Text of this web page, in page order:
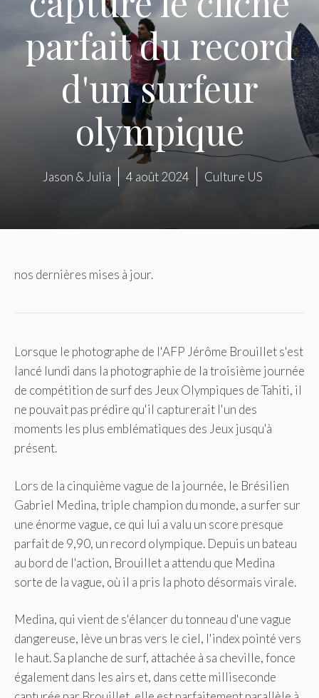
parfait du record
d'un surfeur
olympique
Jason & Julia 4 août 2024 Culture US
nos dernières mises à jour.
Lorsque le photographe de l'AFP Jérôme Brouillet s'est
lancé lundi dans la photographie de la troisième journée
de compétition de surf des Jeux Olympiques de Tahiti, il
ne pouvait pas prédire qu'il capturerait l'un des
moments les plus emblématiques des Jeux jusqu'à
présent.
Lors de la cinquième vague de la journée, le Brésilien
Gabriel Medina, triple champion du monde, a surfer sur
une énorme vague, ce qui lui a valu un score presque
parfait de 9,90, un record olympique. Depuis un bateau
au bord de l'action, Brouillet a attendu que Medina
sorte de la vague, où il a pris la photo désormais virale.
Medina, qui vient de s'élancer du tonneau d'une vague
dangereuse, lève un bras vers le ciel, l'index pointé vers
le haut. Sa planche de surf, attachée à sa cheville, fonce
également dans les airs et, dans cette milliseconde